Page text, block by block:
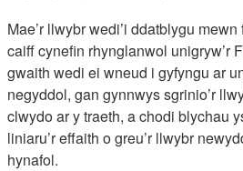
Mae’r llwybr wedi’i ddatblygu
caiff cynefin rhynglanwol unigryw’r
gwaith wedi ei wneud i gyfyngu ar
negyddol, gan gynnwys sgrinio’r
clwydo ar y traeth, a chodi blychau
liniaru’r effaith o greu’r llwybr
hynafol.